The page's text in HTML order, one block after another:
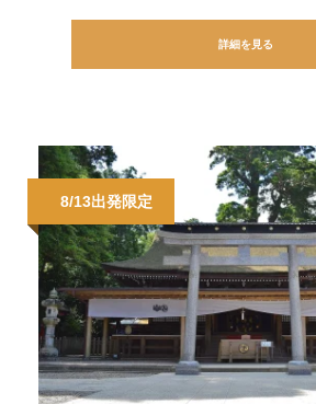
詳細を見る
8/13出発限定